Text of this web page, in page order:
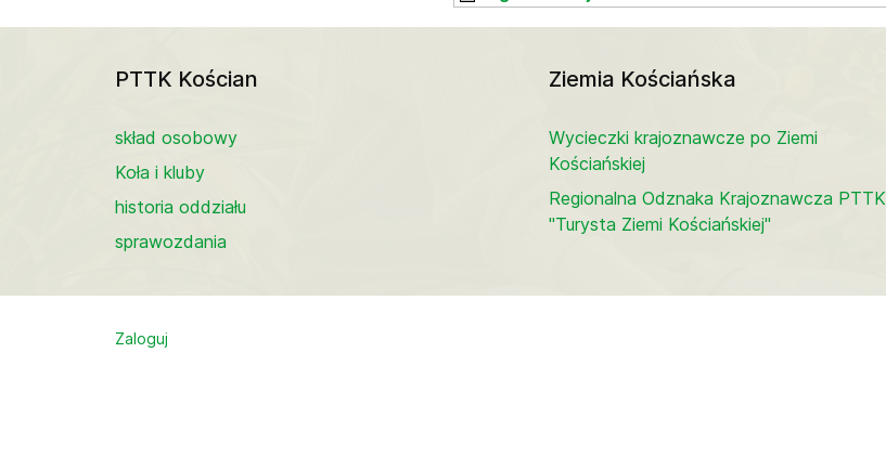
PTTK Kościan
skład osobowy
Koła i kluby
historia oddziału
sprawozdania
Ziemia Kościańska
Wycieczki krajoznawcze po Ziemi
Kościańskiej
Regionalna Odznaka Krajoznawcza PTTK
"Turysta Ziemi Kościańskiej"
Zaloguj